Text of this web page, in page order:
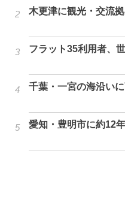
木更津に観光・交流
フラット35利用者、
千葉・一宮の海沿い
愛知・豊明市に約12